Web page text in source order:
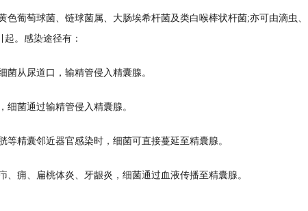
色葡萄球菌、链球菌属、大肠埃希杆菌及类白喉棒状杆菌;亦可由滴虫、
。感染途径有：
菌从尿道口，输精管侵入精囊腺。
细菌通过输精管侵入精囊腺。
等精囊邻近器官感染时，细菌可直接蔓延至精囊腺。
、痈、扁桃体炎、牙龈炎，细菌通过血液传播至精囊腺。